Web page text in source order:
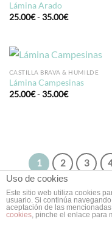
Lámina Arado
25.00€ - 35.00€Rango
hasta
CASTILLA BRAVA & HUMILDE
Lámina Campesinas
25.00€ - 35.00€Rango
1 2 3
Copyright 2026 ©Doce
Uso de cookies
Este sitio web utiliza cookies
usuario. Si continúa
aceptación de las
cookies, pinche el enlace para